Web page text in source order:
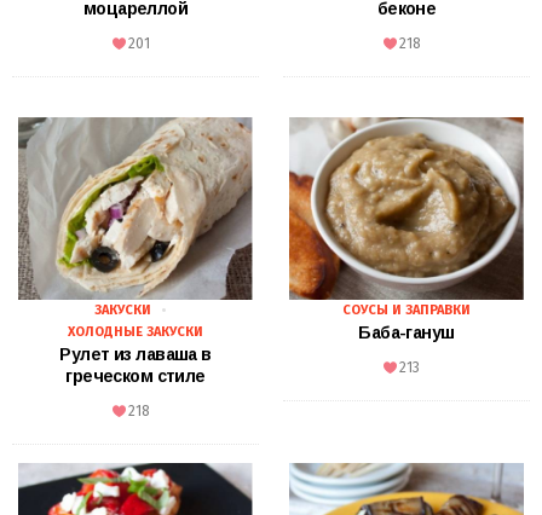
моцареллой
201
беконе
218
ЗАКУСКИ
ХОЛОДНЫЕ ЗАКУСКИ
Рулет из лаваша в
греческом стиле
218
СОУСЫ И ЗАПРАВКИ
Баба-гануш
213